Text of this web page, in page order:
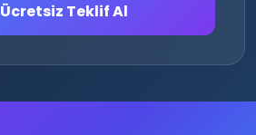
Ücretsiz Teklif Al